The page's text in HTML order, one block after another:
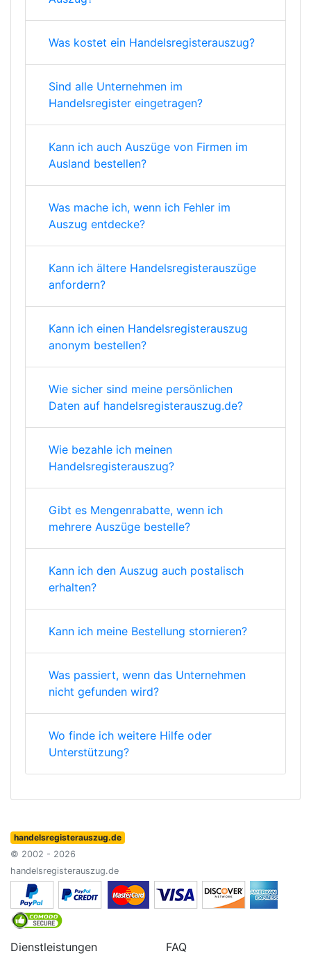
Was kostet ein Handelsregisterauszug?
Sind alle Unternehmen im
Handelsregister eingetragen?
Kann ich auch Auszüge von Firmen im
Ausland bestellen?
Was mache ich, wenn ich Fehler im
Auszug entdecke?
Kann ich ältere Handelsregisterauszüge
anfordern?
Kann ich einen Handelsregisterauszug
anonym bestellen?
Wie sicher sind meine persönlichen
Daten auf handelsregisterauszug.de?
Wie bezahle ich meinen
Handelsregisterauszug?
Gibt es Mengenrabatte, wenn ich
mehrere Auszüge bestelle?
Kann ich den Auszug auch postalisch
erhalten?
Kann ich meine Bestellung stornieren?
Was passiert, wenn das Unternehmen
nicht gefunden wird?
Wo finde ich weitere Hilfe oder
Unterstützung?
handelsregisterauszug.de
© 2002 - 2026
handelsregisterauszug.de
Dienstleistungen FAQ